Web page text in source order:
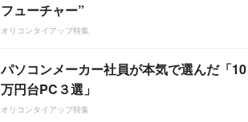
フューチャー”
オリコンタイアップ特集
パソコンメーカー社員が本気で選んだ「10
万円台PC３選」
オリコンタイアップ特集